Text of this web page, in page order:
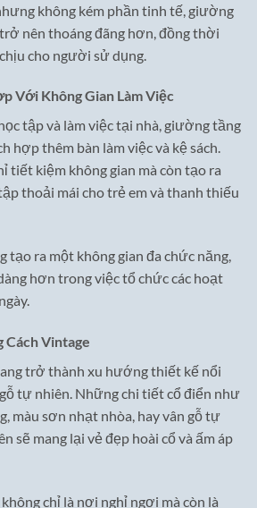
không kém phần tinh tế, giường
nên thoáng đãng hơn, đồng thời
cho người sử dụng.
Với Không Gian Làm Việc
tập và làm việc tại nhà, giường tầng
hợp thêm bàn làm việc và kệ sách.
tiết kiệm không gian mà còn tạo ra
thoải mái cho trẻ em và thanh thiếu
tạo ra một không gian đa chức năng,
hơn trong việc tổ chức các hoạt
Cách Vintage
trở thành xu hướng thiết kế nổi
tự nhiên. Những chi tiết cổ điển như
màu sơn nhạt nhòa, hay vân gỗ tự
sẽ mang lại vẻ đẹp hoài cổ và ấm áp
chỉ là nơi nghỉ ngơi mà còn là